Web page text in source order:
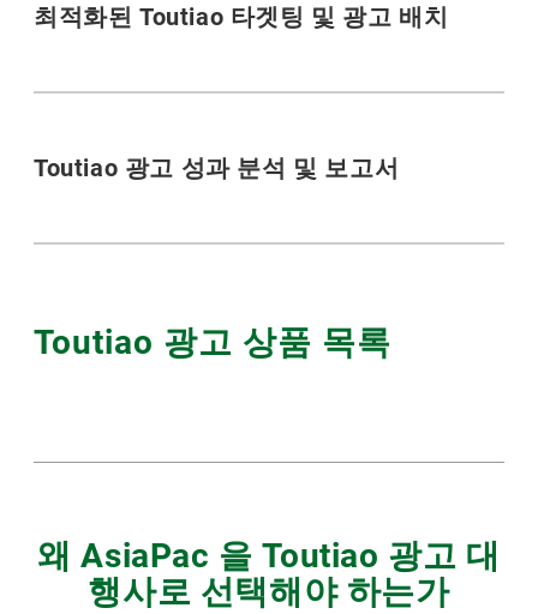
최적화된 Toutiao 타겟팅 및 광고 배치
Toutiao 광고 성과 분석 및 보고서
Toutiao 광고 상품 목록
왜 AsiaPac 을 Toutiao 광고 대
행사로 선택해야 하는가